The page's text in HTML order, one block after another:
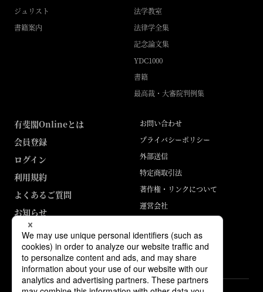
ジュリスト
書籍案内
法学教室
法律学全集
記念論文集
YDC1000
書籍
最高裁・大審院判例集
有斐閣Onlineとは
会員登録
ログイン
利用規約
よくあるご質問
お知らせ
お問い合わせ
プライバシーポリシー
外部送信
特定商取引法
著作権・リンクについて
運営会社